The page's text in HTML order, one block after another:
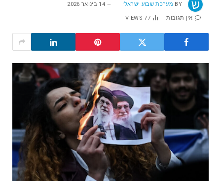
BY מערכת שבוע ישראלי 14 בינואר 2026
אין תגובות 77
VIEWS